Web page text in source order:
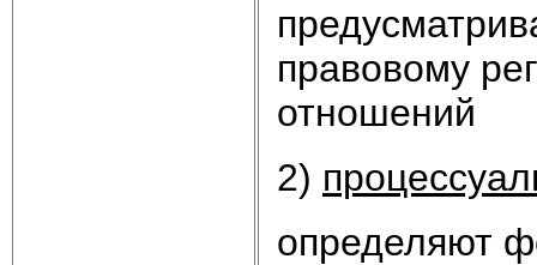
правовому
отношений
2)
определяют